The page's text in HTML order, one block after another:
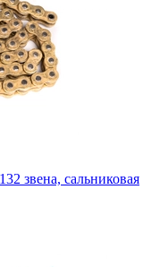
звена, сальниковая